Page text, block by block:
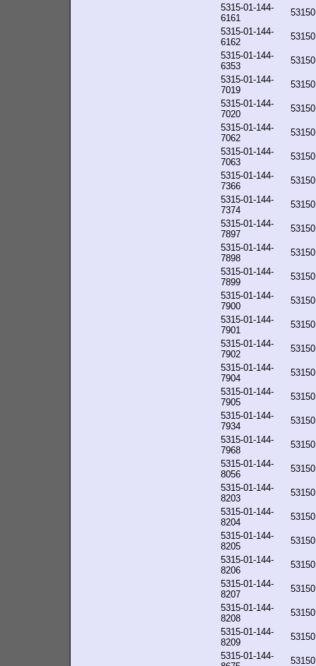
5315-01-144-
6161
5315-01-144-
6162
5315-01-144-
6353
5315-01-144-
7019
5315-01-144-
7020
5315-01-144-
7062
5315-01-144-
7063
5315-01-144-
7366
5315-01-144-
7374
5315-01-144-
7897
5315-01-144-
7898
5315-01-144-
7899
5315-01-144-
7900
5315-01-144-
7901
5315-01-144-
7902
5315-01-144-
7904
5315-01-144-
7905
5315-01-144-
7934
5315-01-144-
7968
5315-01-144-
8056
5315-01-144-
8203
5315-01-144-
8204
5315-01-144-
8205
5315-01-144-
8206
5315-01-144-
8207
5315-01-144-
8208
5315-01-144-
8209
5315-01-144-